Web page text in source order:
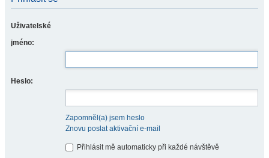
Uživatelské
jméno:
Heslo:
Zapomněl(a) jsem heslo
Znovu poslat aktivační e-mail
Přihlásit mě automaticky při každé návštěvě